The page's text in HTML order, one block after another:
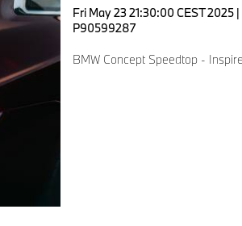
Fri May 23 21:30:00 CEST 2025 |
P90599287
BMW Concept Speedtop -